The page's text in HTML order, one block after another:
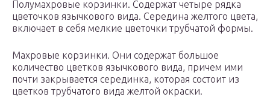
Полумахровые корзинки. Содержат четыре рядка
цветочков язычкового вида. Середина желтого цвета,
включает в себя мелкие цветочки трубчатой формы.
Махровые корзинки. Они содержат большое
количество цветков язычкового вида, причем ими
почти закрывается серединка, которая состоит из
цветков трубчатого вида желтой окраски.